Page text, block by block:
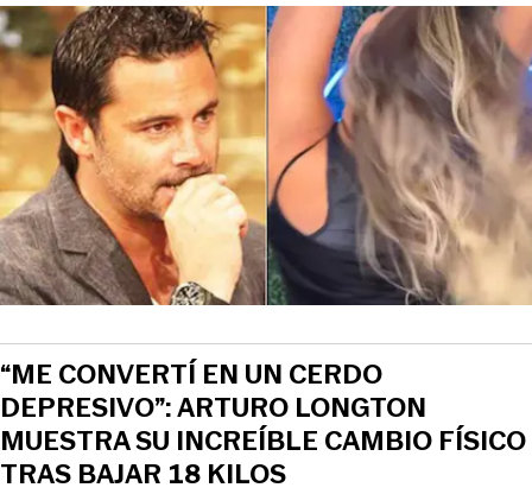
“ME CONVERTÍ EN UN CERDO
DEPRESIVO”: ARTURO LONGTON
MUESTRA SU INCREÍBLE CAMBIO FÍSICO
TRAS BAJAR 18 KILOS